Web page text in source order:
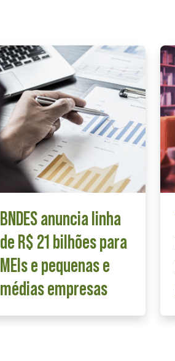
BNDES anuncia linha
de R$ 21 bilhões para
MEIs e pequenas e
médias empresas